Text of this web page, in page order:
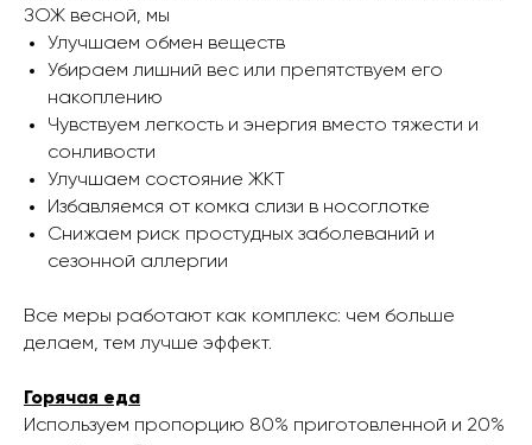
ЗОЖ весной, мы
Улучшаем обмен веществ
Убираем лишний вес или препятствуем его
накоплению
Чувствуем легкость и энергия вместо тяжести и
сонливости
Улучшаем состояние ЖКТ
Избавляемся от комка слизи в носоглотке
Снижаем риск простудных заболеваний и
сезонной аллергии
​Все меры работают как комплекс: чем больше
делаем, тем лучше эффект.
Горячая еда
Используем пропорцию 80% приготовленной и 20%